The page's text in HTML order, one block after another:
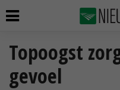
Topoogst
gevoel